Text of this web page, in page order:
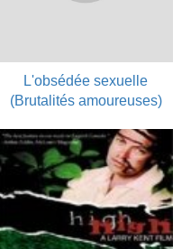
L'obsédée sexuelle
(Brutalités amoureuses)
оператор